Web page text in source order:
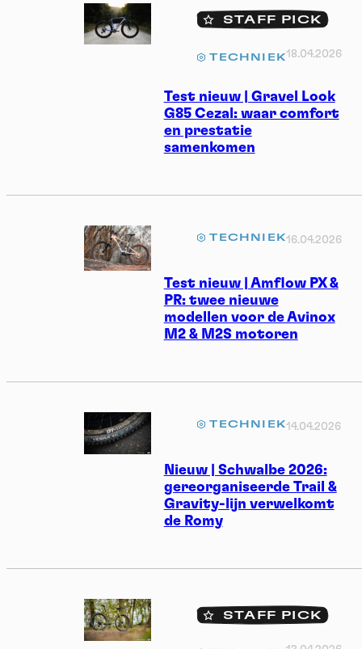
Test nieuw | Gravel Look
G85 Cezal: waar comfort
en prestatie
samenkomen
STAFF PICK
TECHNIEK18.04.2026
Test nieuw | Amflow PX &
PR: twee nieuwe
modellen voor de Avinox
M2 & M2S motoren
TECHNIEK16.04.2026
Nieuw | Schwalbe 2026:
gereorganiseerde Trail &
Gravity-lijn verwelkomt
de Romy
TECHNIEK14.04.2026
STAFF PICK